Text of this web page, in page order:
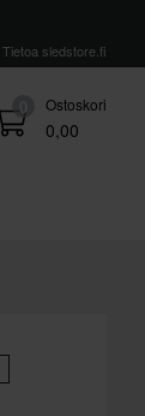
Tietoa sledstore.fi
0 Ostoskori
0,00